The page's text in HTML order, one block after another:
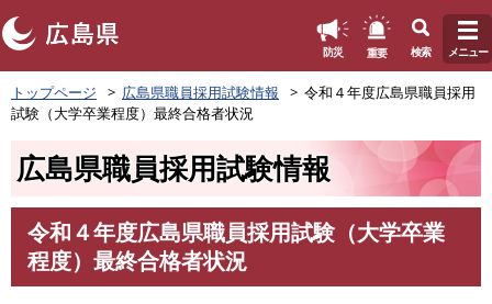
ペ
ー
ジ
防災 重要 検索 メニュー
トップページ 広島県職員採用試験情報
令和４年度広島県職員採用
試験（大学卒業程度）最終合格者状況
広島県職員採用試験情報
令和４年度広島県職員採用試験（大学卒業
程度）最終合格者状況